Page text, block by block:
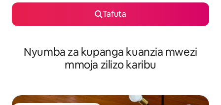
Tafuta
Nyumba za kupanga kuanzia mwezi
mmoja zilizo karibu